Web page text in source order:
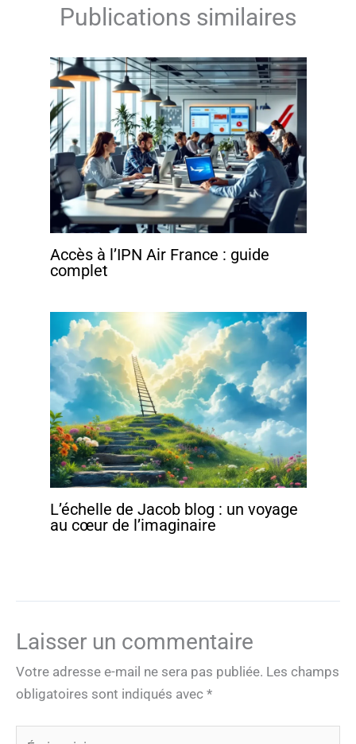
Publications similaires
Accès à l’IPN Air France : guide
complet
L’échelle de Jacob blog : un voyage
au cœur de l’imaginaire
Laisser un commentaire
Votre adresse e-mail ne sera pas publiée. Les champs
obligatoires sont indiqués avec *